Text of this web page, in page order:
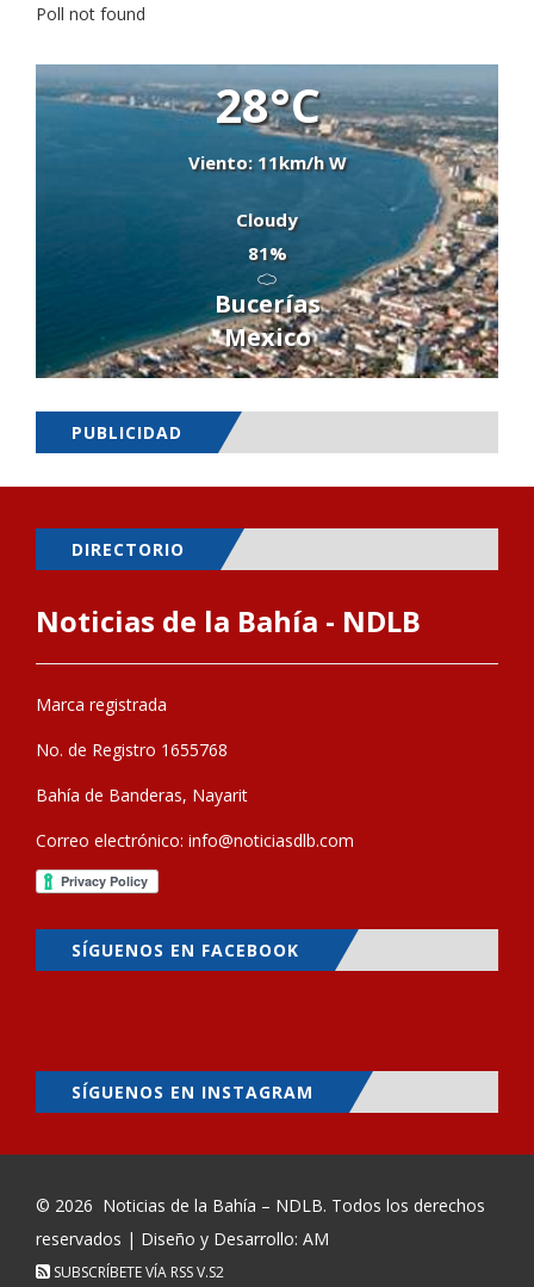
Poll not found
28°C
Viento: 11km/h W
Cloudy
81%
Bucerías
Mexico
PUBLICIDAD
DIRECTORIO
Noticias de la Bahía - NDLB
Marca registrada
No. de Registro 1655768
Bahía de Banderas, Nayarit
Correo electrónico: info@noticiasdlb.com
SÍGUENOS EN FACEBOOK
SÍGUENOS EN INSTAGRAM
© 2026 Noticias de la Bahía – NDLB. Todos los derechos
reservados | Diseño y Desarrollo: AM
SUBSCRÍBETE VÍA RSSV.S2